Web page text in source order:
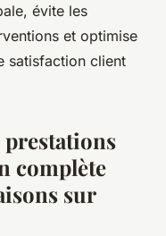
évite les
et optimise
satisfaction client
complète
sur